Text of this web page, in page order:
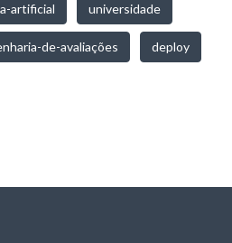
artificial universidade
de-avaliações deploy